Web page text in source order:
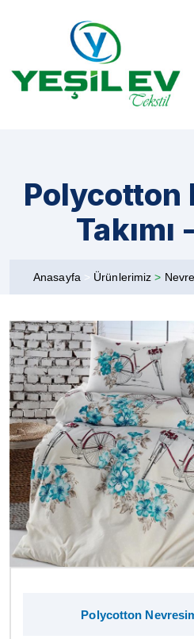
Polycotton
Takımı
Anasayfa > Ürünlerimiz>
Polycotton